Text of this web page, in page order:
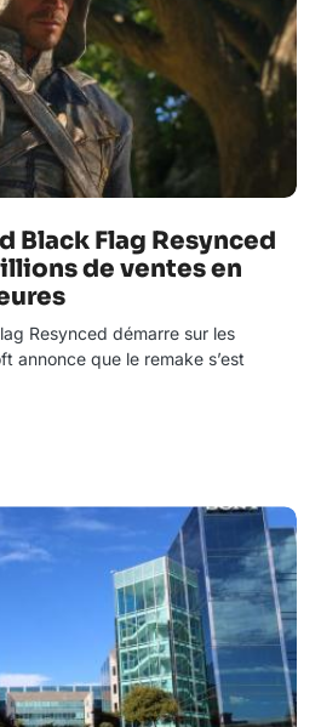
Black Flag Resynced
de ventes en
Resynced démarre sur les
annonce que le remake s’est